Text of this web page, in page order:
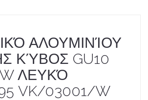
ΑΛΟΥΜΙΝΊΟΥ
ΚΎΒΟΣ GU10
ΛΕΥΚΌ
VK/03001/W